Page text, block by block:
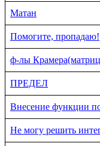
Матан
Помогите, пропадаю!
ф-лы
ПРЕДЕЛ
Внесение функции
Не могу решить